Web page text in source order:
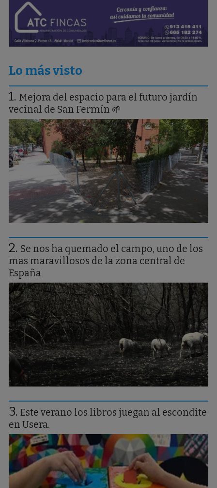
Lo más visto
Mejora del espacio para el futuro jardín
vecinal de San Fermín 🌱
Se nos ha quemado el campo, uno de los
mas maravillosos de la zona central de
España
Este verano los libros juegan al escondite
en Usera.